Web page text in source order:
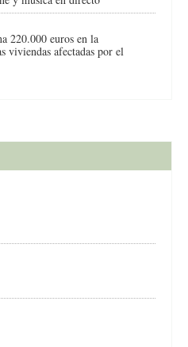
220.000 euros en la
viviendas afectadas por el